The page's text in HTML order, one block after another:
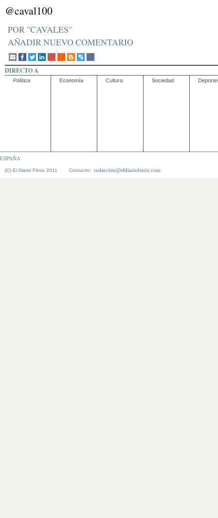
@caval100
POR "CAVALES"
AÑADIR NUEVO COMENTARIO
DIRECTO A
Política Economía Cultura Sociedad
ESPAÑA
(C) El Diario Fénix 2011 Contacto: redaccion@eldiariofenix.com